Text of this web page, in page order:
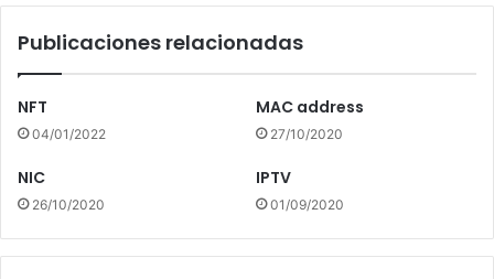
Publicaciones relacionadas
NFT
04/01/2022
MAC address
27/10/2020
NIC
26/10/2020
IPTV
01/09/2020